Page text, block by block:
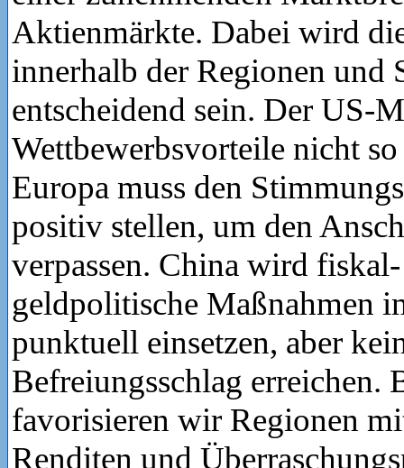
Aktienmärkte. Dabei wird
innerhalb der Regionen und
entscheidend sein. Der US-
Wettbewerbsvorteile nicht
Europa muss den
positiv stellen, um den
verpassen. China wird
geldpolitische Maßnahmen
punktuell einsetzen, aber
Befreiungsschlag erreichen.
favorisieren wir Regionen
Renditen und